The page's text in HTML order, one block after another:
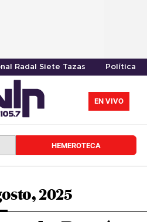
Radal Siete Tazas Política
EN VIVO
HEMEROTECA
2025